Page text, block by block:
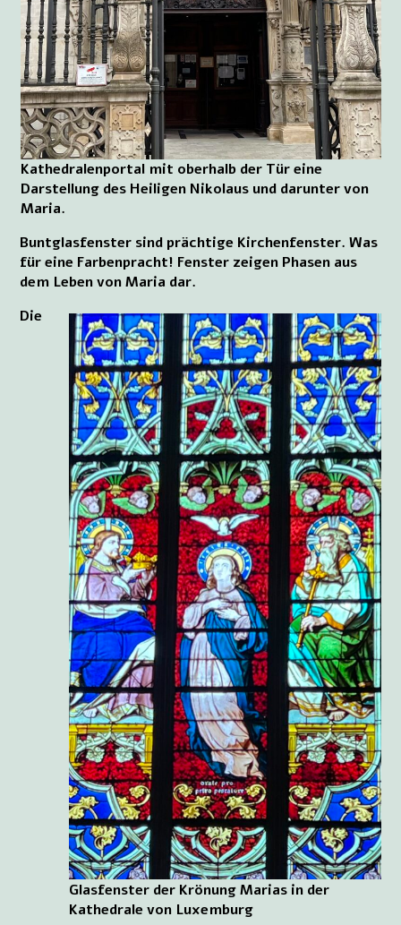
Kathedralenportal mit oberhalb der Tür eine
Darstellung des Heiligen Nikolaus und darunter von
Maria.
Buntglasfenster sind prächtige Kirchenfenster. Was
für eine Farbenpracht! Fenster zeigen Phasen aus
dem Leben von Maria dar.
Glasfenster der Krönung Marias in der
Kathedrale von Luxemburg
Die